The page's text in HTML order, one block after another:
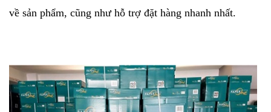
về sản phẩm, cũng như hỗ trợ đặt hàng nhanh nhất.